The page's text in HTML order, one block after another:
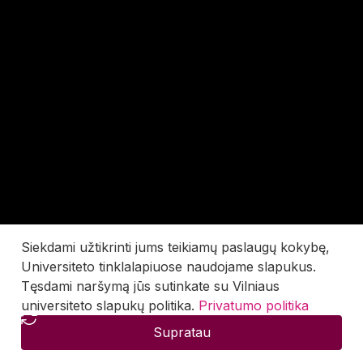
Siekdami užtikrinti jums teikiamų paslaugų kokybę,
Universiteto tinklalapiuose naudojame slapukus.
Tęsdami naršymą jūs sutinkate su Vilniaus
universiteto slapukų politika. Privatumo politika
Supratau